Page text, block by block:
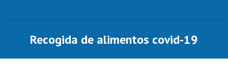
Recogida de alimentos covid-19